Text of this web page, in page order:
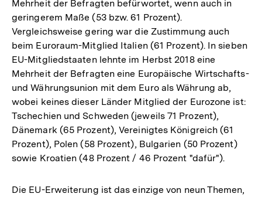
Mehrheit der Befragten befürwortet, wenn auch in
geringerem Maße (53 bzw. 61 Prozent).
Vergleichsweise gering war die Zustimmung auch
beim Euroraum-Mitglied Italien (61 Prozent). In sieben
EU-Mitgliedstaaten lehnte im Herbst 2018 eine
Mehrheit der Befragten eine Europäische Wirtschafts-
und Währungsunion mit dem Euro als Währung ab,
wobei keines dieser Länder Mitglied der Eurozone ist:
Tschechien und Schweden (jeweils 71 Prozent),
Dänemark (65 Prozent), Vereinigtes Königreich (61
Prozent), Polen (58 Prozent), Bulgarien (50 Prozent)
sowie Kroatien (48 Prozent / 46 Prozent "dafür").
Die EU-Erweiterung ist das einzige von neun Themen,